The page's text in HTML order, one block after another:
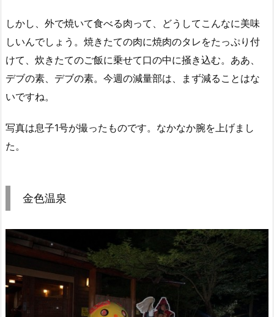
しかし、外で焼いて食べる肉って、どうしてこんなに美味
しいんでしょう。焼きたての肉に焼肉のタレをたっぷり付
けて、炊きたてのご飯に乗せて口の中に掻き込む。ああ、
デブの素、デブの素。今週の減量部は、まず減ることはな
いですね。
写真は息子1号が撮ったものです。なかなか腕を上げまし
た。
金色温泉